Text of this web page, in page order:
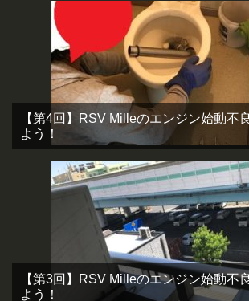
【第4回】RSV Milleのエンジン始動不
よう！
【第3回】RSV Milleのエンジン始動不
よう！